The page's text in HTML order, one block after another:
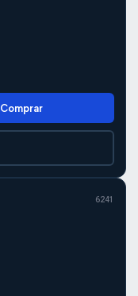
Comprar
6241